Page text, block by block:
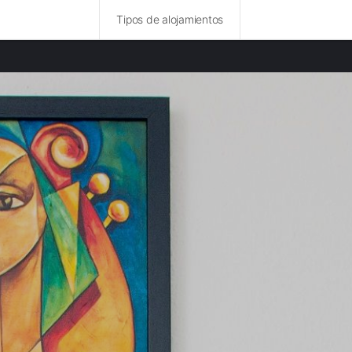
Tipos de alojamientos